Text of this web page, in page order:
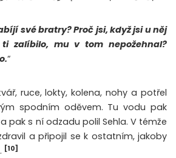
své bratry? Proč jsi, když jsi u něj
zalíbilo, mu v tom nepožehnal?
“
ruce, lokty, kolena, nohy a potřel
spodním oděvem. Tu vodu pak
pak s ní odzadu polil Sehla. V témže
a připojil se k ostatním, jakoby
[10]